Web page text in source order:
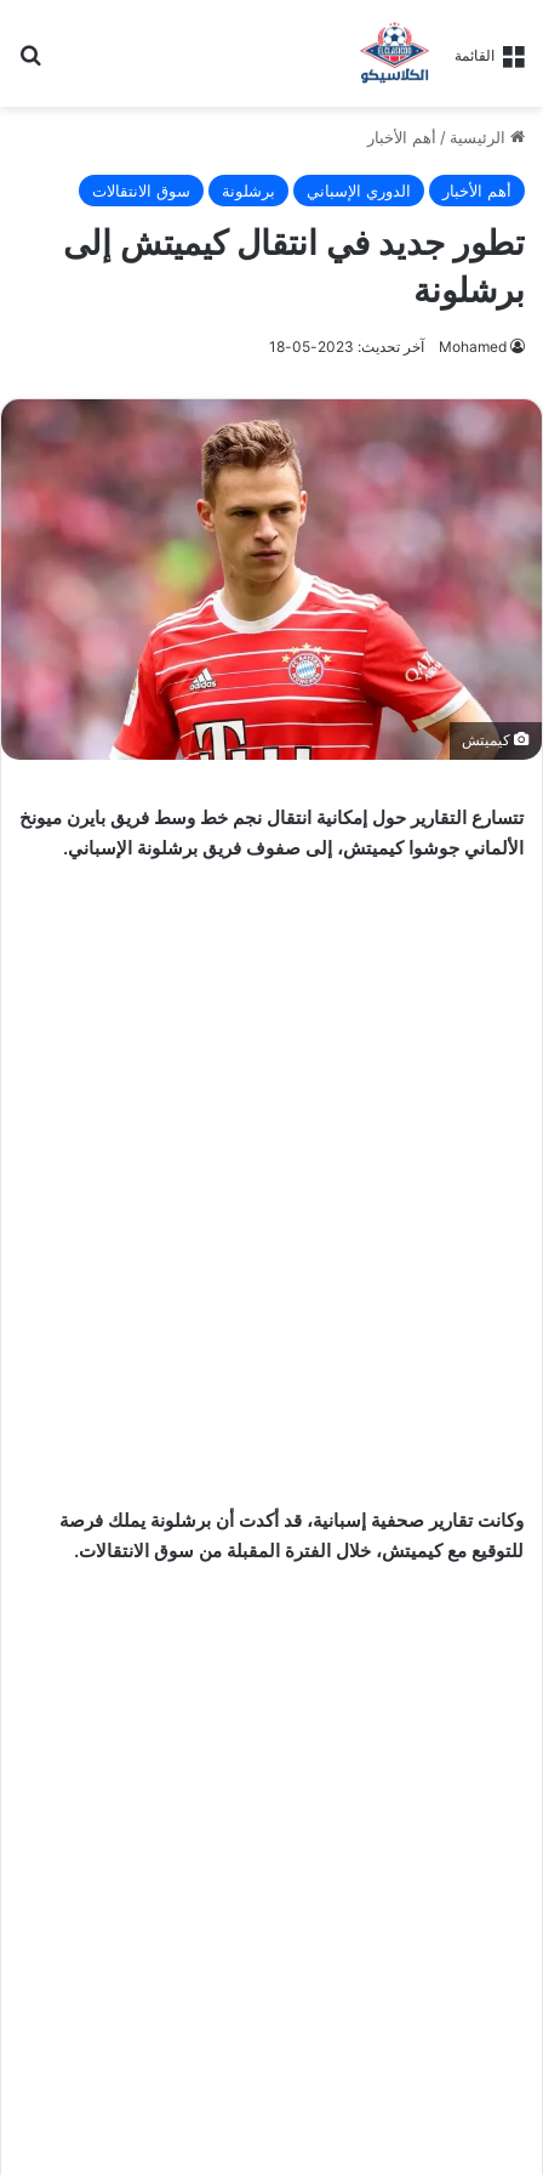
القائمة
الرئيسية / أهم الأخبار
أهم الأخبار الدوري الإسباني برشلونة سوق الانتقالات
تطور جديد في انتقال كيميتش إلى
برشلونة
Mohamed آخر تحديث: 2023-05-18
كيميتش
تتسارع التقارير حول إمكانية انتقال نجم خط وسط فريق بايرن ميونخ
الألماني جوشوا كيميتش، إلى صفوف فريق برشلونة الإسباني.
وكانت تقارير صحفية إسبانية، قد أكدت أن برشلونة يملك فرصة
للتوقيع مع كيميتش، خلال الفترة المقبلة من سوق الانتقالات.